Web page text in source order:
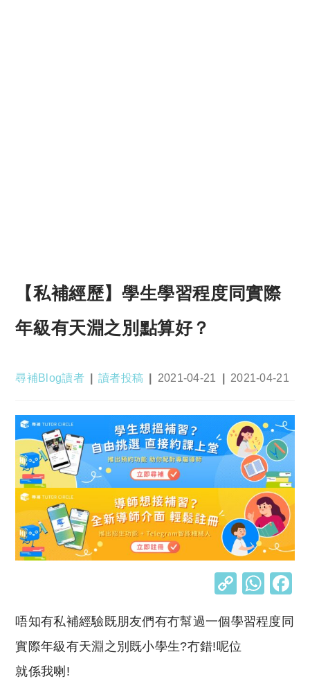
【私補經歷】學生學習程度同實際
年級有天淵之別點算好？
Post
尋補Blog讀者
Post
讀者投稿
Post
2021-04-21
Post
2021-04-21
C
p
W
at
唔知有私補經驗既朋友們有冇幫過一個學習程度同
實際年級有天淵之別既小學生?冇錯!呢位
就係我喇!